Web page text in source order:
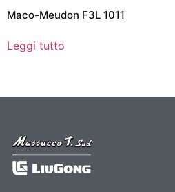
Maco-Meudon F3L 1011
Leggi tutto